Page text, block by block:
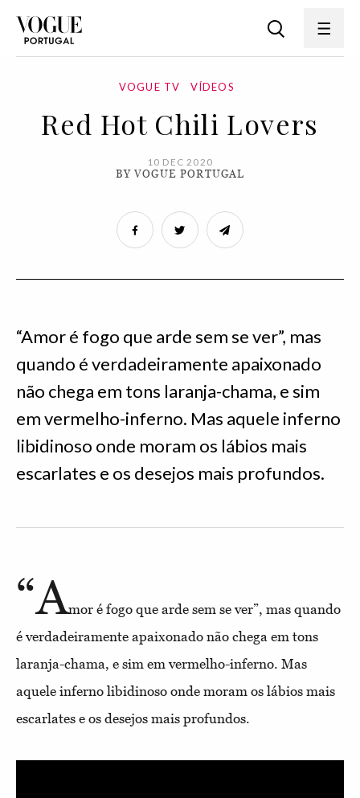
VOGUE TV VÍDEOS
Red Hot Chili Lovers
10 DEC 2020
BY VOGUE PORTUGAL
“Amor é fogo que arde sem se ver”, mas
quando é verdadeiramente apaixonado
não chega em tons laranja-chama, e sim
em vermelho-inferno. Mas aquele inferno
libidinoso onde moram os lábios mais
escarlates e os desejos mais profundos.
“Amor é fogo que arde sem se ver”, mas quando
é verdadeiramente apaixonado não chega em tons
laranja-chama, e sim em vermelho-inferno. Mas
aquele inferno libidinoso onde moram os lábios mais
escarlates e os desejos mais profundos.